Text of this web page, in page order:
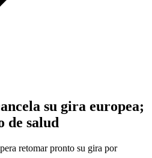
su gira europea;
de salud
retomar pronto su gira por